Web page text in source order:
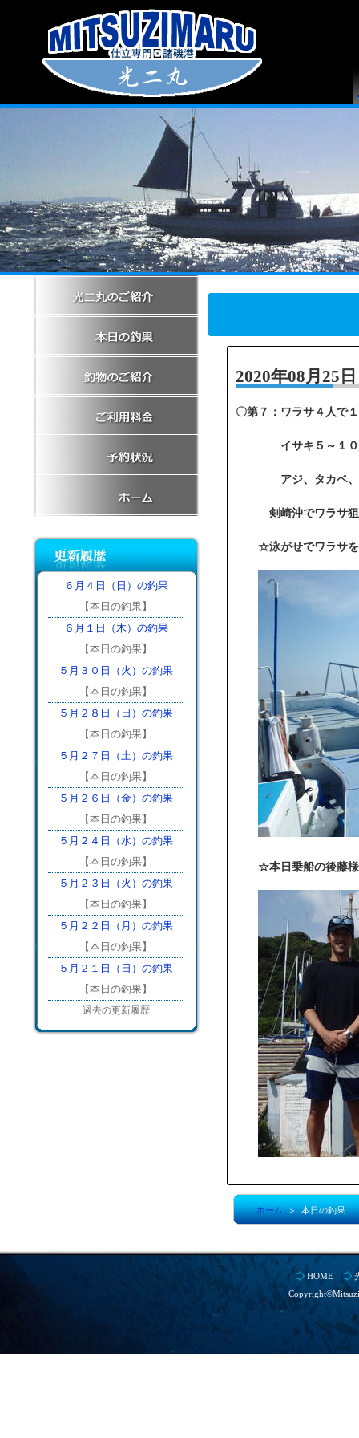
６月４日（日）の釣果
【本日の釣果】
６月１日（木）の釣果
【本日の釣果】
５月３０日（火）の釣果
【本日の釣果】
５月２８日（日）の釣果
【本日の釣果】
５月２７日（土）の釣果
【本日の釣果】
５月２６日（金）の釣果
【本日の釣果】
５月２４日（水）の釣果
【本日の釣果】
５月２３日（火）の釣果
【本日の釣果】
５月２２日（月）の釣果
【本日の釣果】
５月２１日（日）の釣果
【本日の釣果】
過去の更新履歴
2020年08月25
〇第７：ワラサ４人で
イサキ５～１０匹
アジ、タカベ、サ
剣崎沖でワラサ狙い
☆泳がせでワラサを
☆本日乗船の後藤様
ホーム＞ 本日の釣果
HOME